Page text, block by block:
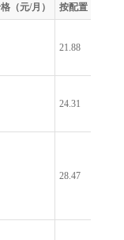
（元/月） 按配置（元/小
21.88
24.31
28.47